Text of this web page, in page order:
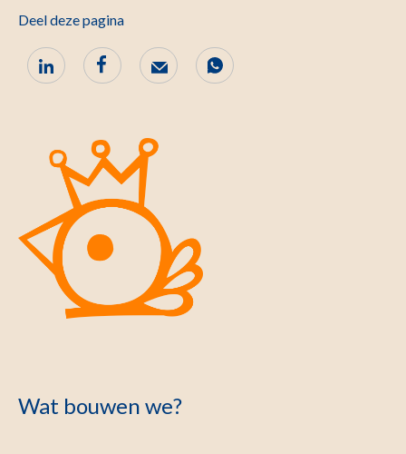
Deel deze pagina
Wat bouwen we?